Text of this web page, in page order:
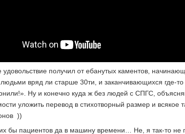
удовольствие получил от ебанутых каментов,
вряд ли старше 30ти, и заканчивающихся где-
Ну и конечно куда ж без людей с СПГС,
уложить перевод в стихотворный размер и всякое
))
бы пациентов да в машину времени… Не, я так-то не